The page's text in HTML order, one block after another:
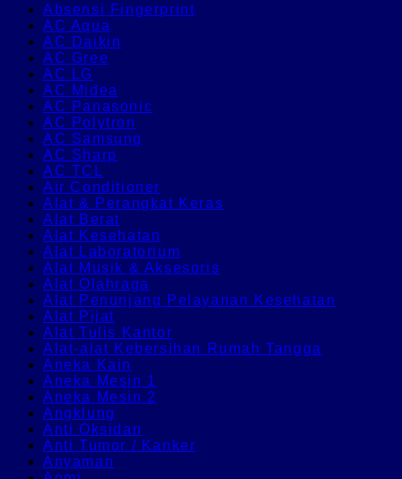
Absensi Fingerprint
AC Aqua
AC Daikin
AC Gree
AC LG
AC Midea
AC Panasonic
AC Polytron
AC Samsung
AC Sharp
AC TCL
Air Conditioner
Alat & Perangkat Keras
Alat Berat
Alat Kesehatan
Alat Laboratorium
Alat Musik & Aksesoris
Alat Olahraga
Alat Penunjang Pelayanan Kesehatan
Alat Pijat
Alat Tulis Kantor
Alat-alat Kebersihan Rumah Tangga
Aneka Kain
Aneka Mesin 1
Aneka Mesin 2
Angklung
Anti Oksidan
Anti Tumor / Kanker
Anyaman